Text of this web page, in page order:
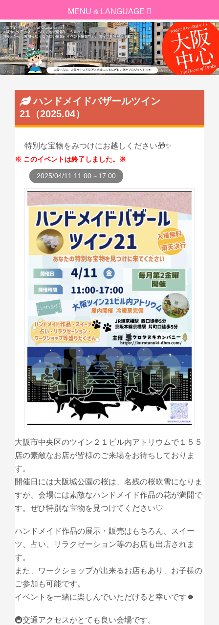
ハンドメイドバザールツイン
21（2025.04）
特別な宝物をみつけにお越しください🎁✨
このイベントは終了しました。
2025/04/11 11:00～17:00
大阪市中央区のツイン２１ビル内アトリウムで１５５
店の素敵なお店が皆様のご来場をお待ちしておりま
す。
開催日には大阪城公園の桜は、名残の桜吹雪になりま
すが、会場には素敵なハンドメイド作品の花が満開で
す。ぜひ特別な宝物を見つけてください♡
ハンドメイド作品の展示・販売はもちろん、スイー
ツ、占い、リラクゼーション等のお店も出店されま
す。
また、ワークショップが出来るお店もあり、お子様の
ご参加も可能です。
イベントを一緒に楽しんでいただけると幸いです🍀
🚇交通アクセスがとても良い会場です。